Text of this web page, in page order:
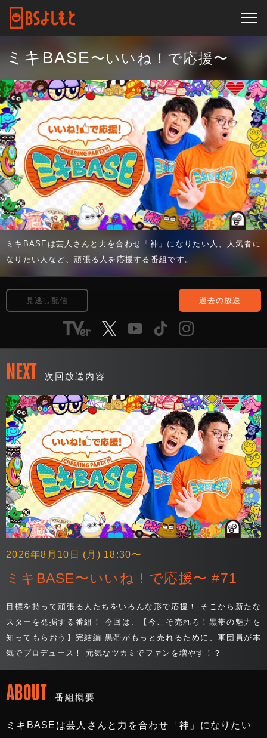
ミキBASE〜いいね！で応援〜
ミキBASEは芸人さんと力を合わせ「神」になりたい人、人気者に
なりたい人など、頑張る人を応援する番組です。
見逃し配信 過去の放送
NEXT 次回放送内容
2026年8月10日 (月) 18:30〜
ミキBASE〜いいね！で応援〜 #71
目標を持って頑張る人たちをいろんな形で応援！ そこから新たな
スターを発掘する番組！ 今回は、【今こそ売れろ！黒帯の魅力を
知ってもらおう】完結編 黒帯がもっと売れるために、軍団員が本
気でプロデュース！ 元気なツカミでファンを増やす！？
ABOUT 番組概要
ミキBASEは芸人さんと力を合わせ「神」になりたい